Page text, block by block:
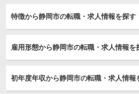
特徴から静岡市の転職・求人情報を探す
雇用形態から静岡市の転職・求人情報を
初年度年収から静岡市の転職・求人情報